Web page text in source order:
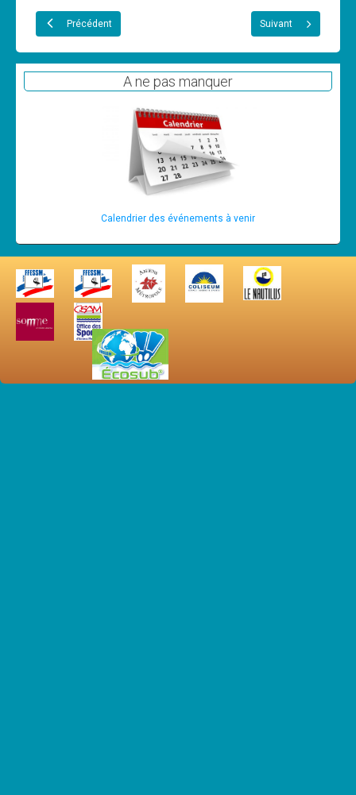
Précédent Suivant
A ne pas manquer
Calendrier des événements à venir